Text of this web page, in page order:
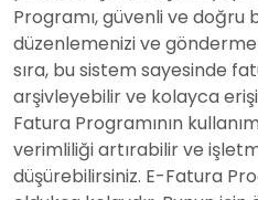
Programı, güvenli ve doğru
düzenlemenizi ve
sıra, bu sistem sayesinde
arşivleyebilir ve kolayca
Fatura Programının
verimliliği artırabilir ve
düşürebilirsiniz. E-Fatura